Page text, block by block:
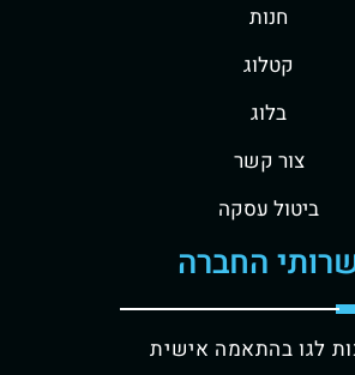
חנות
קטלוג
בלוג
צור קשר
ביטול עסקה
החברה
לגו בהתאמה אישית